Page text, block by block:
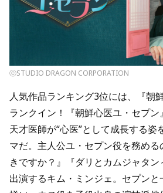
ⓒSTUDIO DRAGON CORPORATION
人気作品ランキング3位には、『朝
ランクイン！『朝鮮心医ユ・セプ
天才医師が“心医”として成長する姿
マだ。主人公ユ・セプン役を務め
きですか？』『ダリとカムジャタ
出演するキム・ミンジェ。セプン